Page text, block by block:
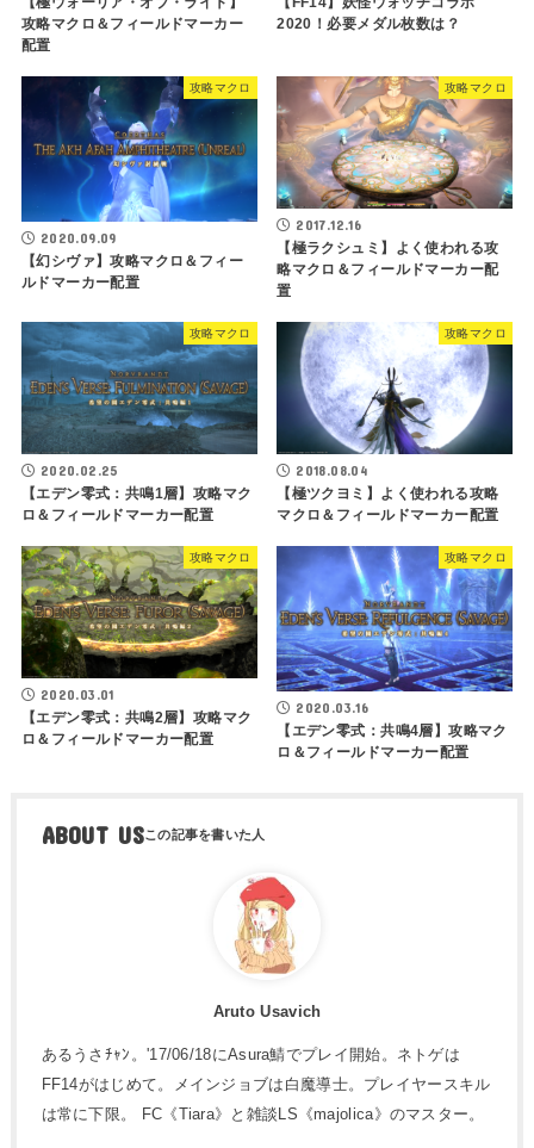
攻略マクロ＆フィールドマーカー
配置
2020！必要メダル枚数は？
攻略マクロ
2020.09.09
【幻シヴァ】攻略マクロ＆フィー
ルドマーカー配置
攻略マクロ
2017.12.16
【極ラクシュミ】よく使われる攻
略マクロ＆フィールドマーカー配
置
攻略マクロ
2020.02.25
【エデン零式：共鳴1層】攻略マク
ロ＆フィールドマーカー配置
攻略マクロ
2018.08.04
【極ツクヨミ】よく使われる攻略
マクロ＆フィールドマーカー配置
攻略マクロ
2020.03.01
【エデン零式：共鳴2層】攻略マク
ロ＆フィールドマーカー配置
攻略マクロ
2020.03.16
【エデン零式：共鳴4層】攻略マク
ロ＆フィールドマーカー配置
ABOUT US
Aruto Usavich
あるうさﾁｬﾝ。'17/06/18にAsura鯖でプレイ開始。ネトゲは
FF14がはじめて。メインジョブは白魔導士。プレイヤースキル
は常に下限。 FC《Tiara》と雑談LS《majolica》のマスター。